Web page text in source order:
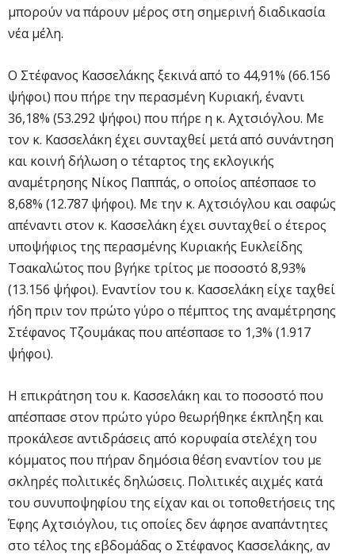
μπορούν να πάρουν μέρος στη σημερινή διαδικασία
νέα μέλη.
Ο Στέφανος Κασσελάκης ξεκινά από το 44,91% (66.156
ψήφοι) που πήρε την περασμένη Κυριακή, έναντι
36,18% (53.292 ψήφοι) που πήρε η κ. Αχτσιόγλου. Με
τον κ. Κασσελάκη έχει συνταχθεί μετά από συνάντηση
και κοινή δήλωση ο τέταρτος της εκλογικής
αναμέτρησης Νίκος Παππάς, ο οποίος απέσπασε το
8,68% (12.787 ψήφοι). Με την κ. Αχτσιόγλου και σαφώς
απέναντι στον κ. Κασσελάκη έχει συνταχθεί ο έτερος
υποψήφιος της περασμένης Κυριακής Ευκλείδης
Τσακαλώτος που βγήκε τρίτος με ποσοστό 8,93%
(13.156 ψήφοι). Εναντίον του κ. Κασσελάκη είχε ταχθεί
ήδη πριν τον πρώτο γύρο ο πέμπτος της αναμέτρησης
Στέφανος Τζουμάκας που απέσπασε το 1,3% (1.917
ψήφοι).
Η επικράτηση του κ. Κασσελάκη και το ποσοστό που
απέσπασε στον πρώτο γύρο θεωρήθηκε έκπληξη και
προκάλεσε αντιδράσεις από κορυφαία στελέχη του
κόμματος που πήραν δημόσια θέση εναντίον του με
σκληρές πολιτικές δηλώσεις. Πολιτικές αιχμές κατά
του συνυποψηφίου της είχαν και οι τοποθετήσεις της
Έφης Αχτσιόγλου, τις οποίες δεν άφησε αναπάντητες
στο τέλος της εβδομάδας ο Στέφανος Κασσελάκης, αν